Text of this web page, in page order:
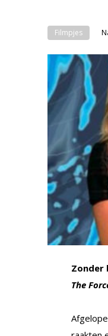
Filmpjes
Zonder
The